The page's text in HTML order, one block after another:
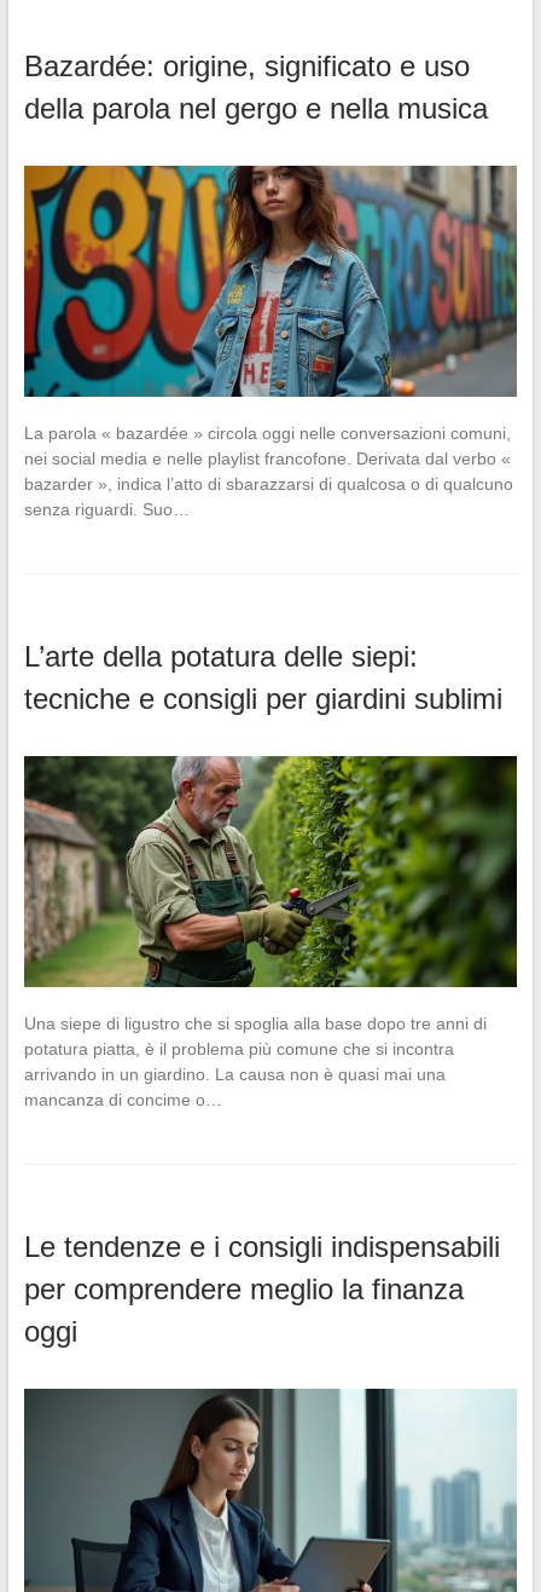
Bazardée: origine, significato e uso
della parola nel gergo e nella musica
La parola « bazardée » circola oggi nelle conversazioni comuni,
nei social media e nelle playlist francofone. Derivata dal verbo «
bazarder », indica l’atto di sbarazzarsi di qualcosa o di qualcuno
senza riguardi. Suo…
L’arte della potatura delle siepi:
tecniche e consigli per giardini sublimi
Una siepe di ligustro che si spoglia alla base dopo tre anni di
potatura piatta, è il problema più comune che si incontra
arrivando in un giardino. La causa non è quasi mai una
mancanza di concime o…
Le tendenze e i consigli indispensabili
per comprendere meglio la finanza
oggi